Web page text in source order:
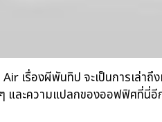
เรื่องผีพันทิป จะเป็นการเล่า
และความแปลกของออฟฟิศที่